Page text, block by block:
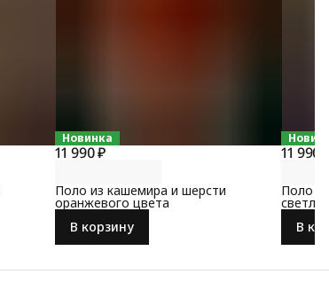
Новинка
11 990 ₽
Поло из кашемира и шерсти
оранжевого цвета
В корзину
11 990
Поло
В